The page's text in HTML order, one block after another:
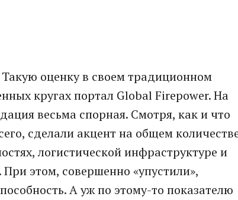
оценку в своем традиционном
кругах портал Global Firepower. На
весьма спорная. Смотря, как и что
сделали акцент на общем
логистической инфраструктуре и
этом, совершенно «упустили»,
А уж по этому-то показателю